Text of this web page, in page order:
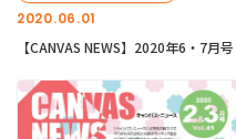
2020.06.01
【CANVAS NEWS】2020年6・7月号